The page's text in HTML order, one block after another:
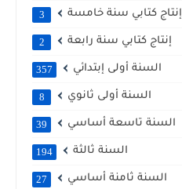
إنتاج كتابي سنة خامسة 3
إنتاج كتابي سنة رابعة 2
السنة أولى إبتدائي 357
السنة أولى ثانوي 8
السنة تاسعة أساسي 39
السنة ثالثة 194
السنة ثامنة أساسي 27